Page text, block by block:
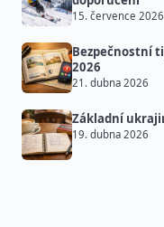
15. července 2026
Bezpečnostní
2026
21. dubna 2026
Základní
19. dubna 2026